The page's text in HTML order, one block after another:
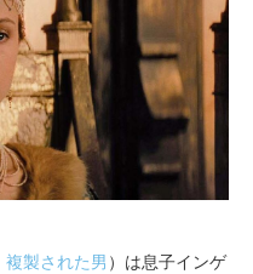
複製された男 ）は息子インゲ